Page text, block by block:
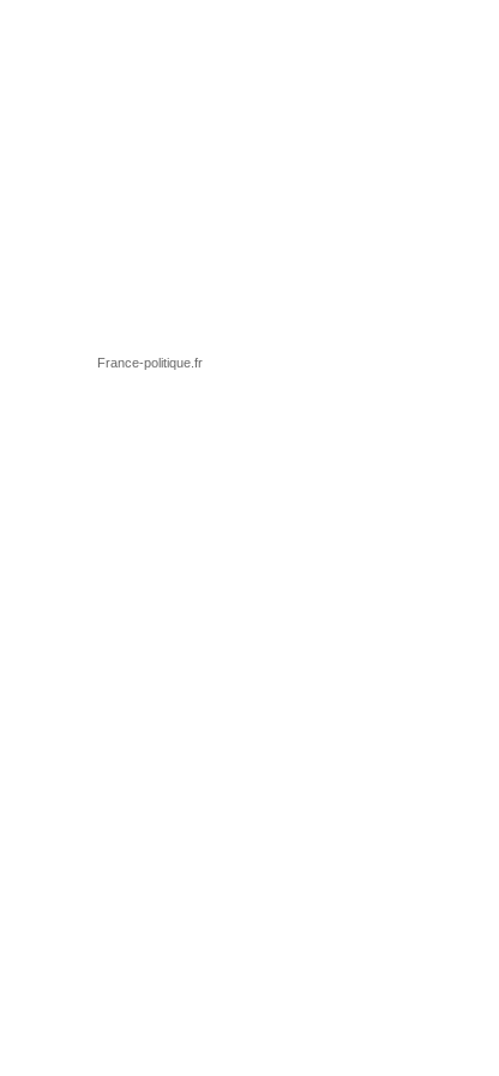
France-politique.fr